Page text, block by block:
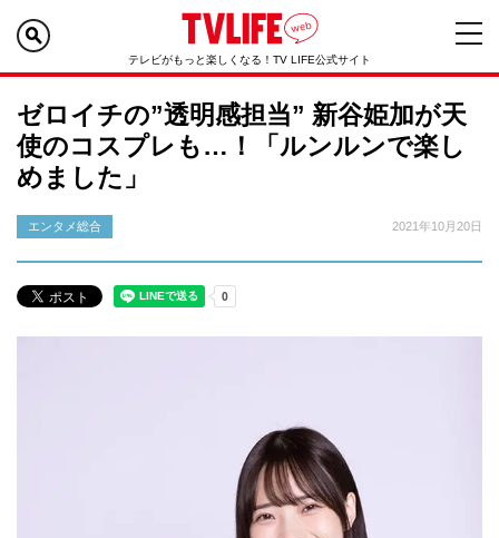
テレビがもっと楽しくなる！TV LIFE公式サイト
ゼロイチの”透明感担当” 新谷姫加が天
使のコスプレも…！「ルンルンで楽し
めました」
エンタメ総合 2021年10月20日